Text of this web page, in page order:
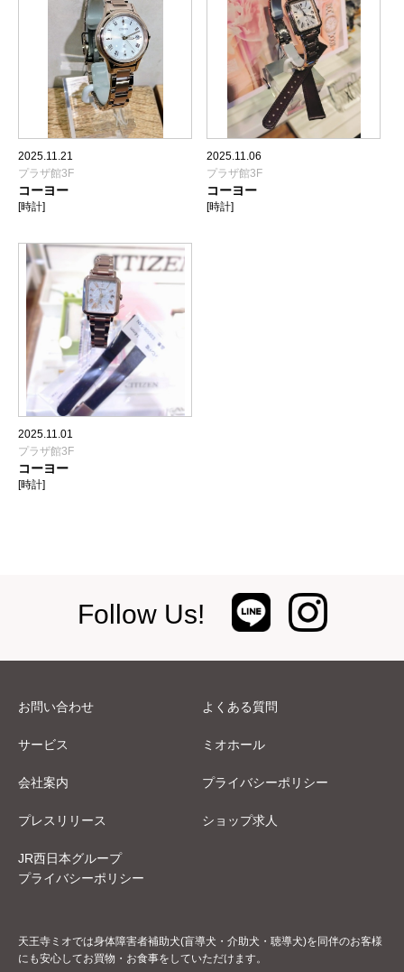
2025.11.21
プラザ館3F
コーヨー
[時計]
2025.11.06
プラザ館3F
コーヨー
[時計]
2025.11.01
プラザ館3F
コーヨー
[時計]
Follow Us!
お問い合わせ よくある質問
サービス ミオホール
会社案内 プライバシーポリシー
プレスリリース ショップ求人
JR西日本グループ
プライバシーポリシー
天王寺ミオでは身体障害者補助犬(盲導犬・介助犬・聴導犬)を同伴のお客様
にも安心してお買物・お食事をしていただけます。